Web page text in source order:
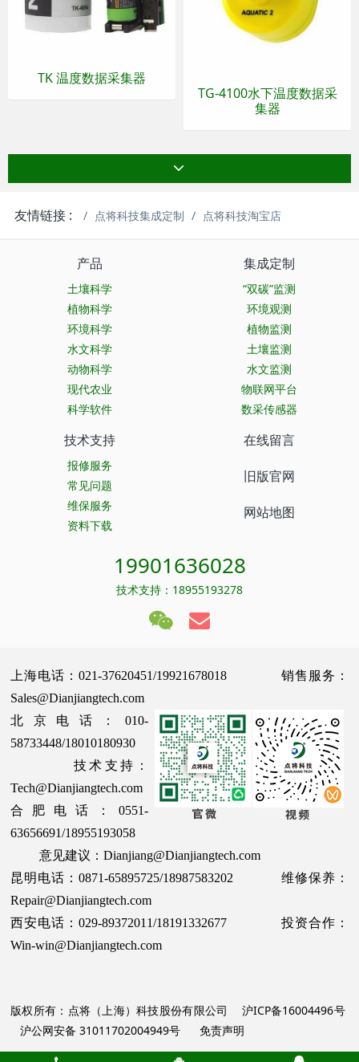
TK 温度数据采集器
TG-4100水下温度数据采
集器
友情链接 : 点将科技集成定制 点将科技淘宝店
产品
土壤科学
植物科学
环境科学
水文科学
动物科学
现代农业
科学软件
集成定制
“双碳”监测
环境观测
植物监测
土壤监测
水文监测
物联网平台
数采传感器
技术支持
报修服务
常见问题
维保服务
资料下载
在线留言
旧版官网
网站地图
19901636028
技术支持：18955193278
上海电话：021-37620451/19921678018 销售服务：
Sales@Dianjiangtech.com
北京电话：010-
58733448/18010180930
技术支持：
Tech@Dianjiangtech.com
合肥电话：0551-
63656691/18955193058
意见建议：Dianjiang@Dianjiangtech.com
昆明电话：0871-65895725/18987583202 维修保养：
Repair@Dianjiangtech.com
西安电话：029-89372011/18191332677 投资合作：
Win-win@Dianjiangtech.com
版权所有：点将（上海）科技股份有限公司 沪ICP备16004496号
沪公网安备 31011702004949号
免责声明